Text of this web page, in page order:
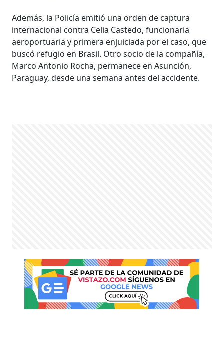
Además, la Policía emitió una orden de captura
internacional contra Celia Castedo, funcionaria
aeroportuaria y primera enjuiciada por el caso, que
buscó refugio en Brasil. Otro socio de la compañía,
Marco Antonio Rocha, permanece en Asunción,
Paraguay, desde una semana antes del accidente.